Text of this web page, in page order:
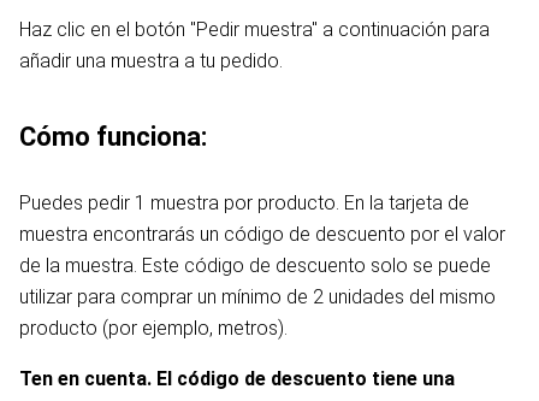
Haz clic en el botón "Pedir muestra" a continuación para
añadir una muestra a tu pedido.
Cómo funciona:
Puedes pedir 1 muestra por producto. En la tarjeta de
muestra encontrarás un código de descuento por el valor
de la muestra. Este código de descuento solo se puede
utilizar para comprar un mínimo de 2 unidades del mismo
producto (por ejemplo, metros).
Ten en cuenta. El código de descuento tiene una